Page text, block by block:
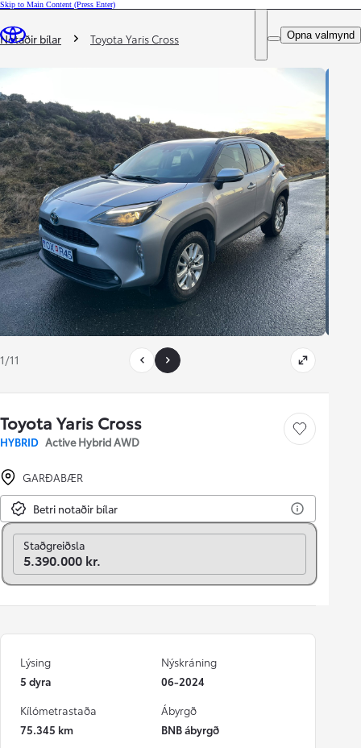
Skip to Main Content (Press Enter)
DEALER NAME
Opna valmynd
Þú ert hér
Notaðir bílar Toyota Yaris Cross
1/11
Toyota Yaris Cross
HYBRID Active Hybrid AWD
Vista bíl
GARÐABÆR
Betri notaðir bílar
Breyta í mánaðarlega
Staðgreiðsla
5.390.000 kr.
Lýsing
5 dyra
Nýskráning
06-2024
Kílómetrastaða
75.345 km
Ábyrgð
BNB ábyrgð